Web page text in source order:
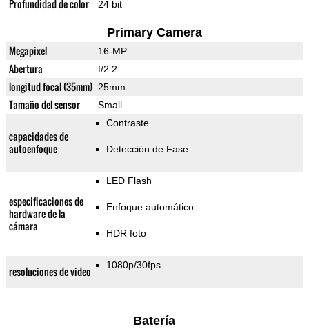
Profundidad de color 24 bit
Primary Camera
Megapixel 16-MP
Abertura f/2.2
longitud focal (35mm) 25mm
Tamaño del sensor Small
capacidades de
autoenfoque
Contraste
Detección de Fase
especificaciones de
hardware de la
cámara
LED Flash
Enfoque automático
HDR foto
resoluciones de video 1080p/30fps
Batería